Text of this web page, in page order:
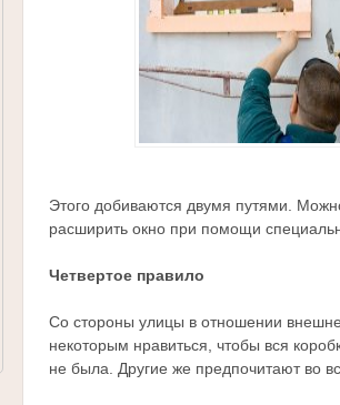
Этого добиваются двумя путями.
расширить окно при помощи
Четвертое правило
Со стороны улицы в отношении
некоторым нравиться, чтобы вся
не была. Другие же предпочитают во